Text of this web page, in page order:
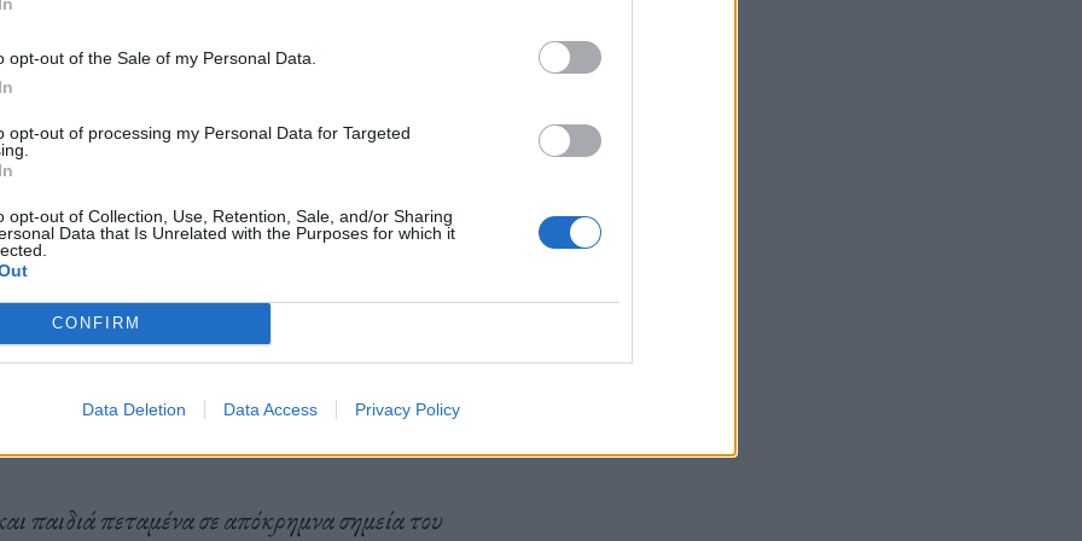
opt-out of the Sale of my Personal Data.
opt-out of processing my Personal Data for Targeted
opt-out of Collection, Use, Retention, Sale, and/or Sharing
Data that Is Unrelated with the Purposes for which it
CONFIRM
Data Deletion Data Access Privacy Policy
να ανταπεξέλθει και να βοηθήσει με τον
και χτυπημένους ανθρώπους.
να τους φορτώσουν στις βάρκες, τους
παιδιά πεταμένα σε απόκρημνα σημεία του